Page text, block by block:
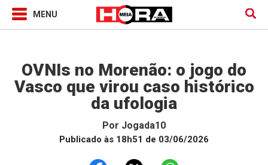
OVNIs no Morenão: o jogo do
Vasco que virou caso histórico
da ufologia
Por Jogada10
Publicado às 18h51 de 03/06/2026